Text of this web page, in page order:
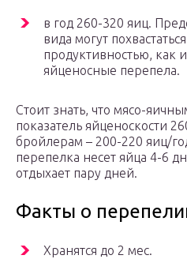
в год 260-320 яиц.
вида могут
продуктивностью, как
яйценосные перепела.
Стоит знать, что мясо-
показатель яйценоскости
бройлерам – 200-220 яиц/
перепелка несет яйца 4-6
отдыхает пару дней.
Факты о
Хранятся до 2 мес.